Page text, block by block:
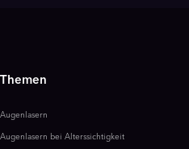
Themen
Augenlasern
Augenlasern bei Alterssichtigkeit